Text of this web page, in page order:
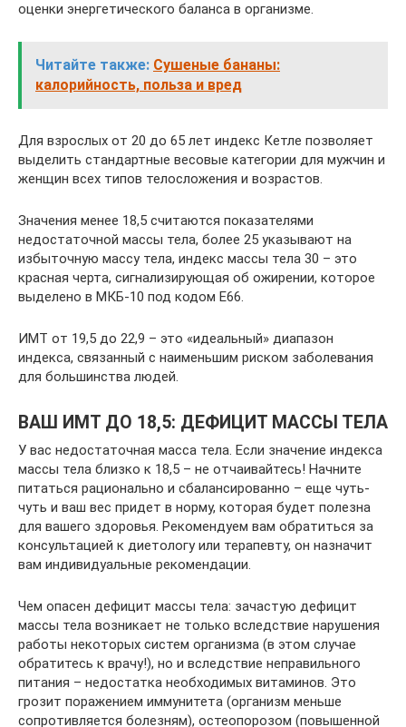
оценки энергетического баланса в организме.
Читайте также: Сушеные бананы:
калорийность, польза и вред
Для взрослых от 20 до 65 лет индекс Кетле позволяет
выделить стандартные весовые категории для мужчин и
женщин всех типов телосложения и возрастов.
Значения менее 18,5 считаются показателями
недостаточной массы тела, более 25 указывают на
избыточную массу тела, индекс массы тела 30 – это
красная черта, сигнализирующая об ожирении, которое
выделено в МКБ-10 под кодом Е66.
ИМТ от 19,5 до 22,9 – это «идеальный» диапазон
индекса, связанный с наименьшим риском заболевания
для большинства людей.
ВАШ ИМТ ДО 18,5: ДЕФИЦИТ МАССЫ ТЕЛА
У вас недостаточная масса тела. Если значение индекса
массы тела близко к 18,5 – не отчаивайтесь! Начните
питаться рационально и сбалансированно – еще чуть-
чуть и ваш вес придет в норму, которая будет полезна
для вашего здоровья. Рекомендуем вам обратиться за
консультацией к диетологу или терапевту, он назначит
вам индивидуальные рекомендации.
Чем опасен дефицит массы тела: зачастую дефицит
массы тела возникает не только вследствие нарушения
работы некоторых систем организма (в этом случае
обратитесь к врачу!), но и вследствие неправильного
питания – недостатка необходимых витаминов. Это
грозит поражением иммунитета (организм меньше
сопротивляется болезням), остеопорозом (повышенной